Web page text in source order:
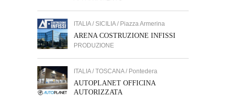
ITALIA / SICILIA / Piazza Armerina
ARENA COSTRUZIONE INFISSI
PRODUZIONE
ITALIA / TOSCANA / Pontedera
AUTOPLANET OFFICINA
AUTORIZZATA